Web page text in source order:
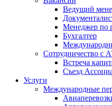
Ведущий
Менеджер по
Бухгалтер
Сотрудничество с
Встреча
Съезд
Услуги
Международные